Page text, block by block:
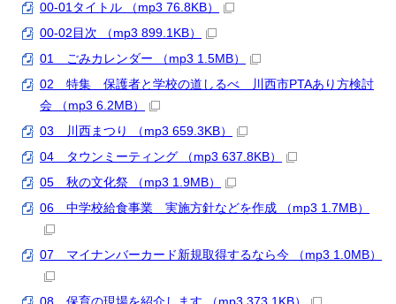
00-01タイトル （mp3 76.8KB）
00-02目次 （mp3 899.1KB）
01 ごみカレンダー （mp3 1.5MB）
02 特集 保護者と学校の道しるべ 川西市PTAあり方検討
会 （mp3 6.2MB）
03 川西まつり （mp3 659.3KB）
04 タウンミーティング （mp3 637.8KB）
05 秋の文化祭 （mp3 1.9MB）
06 中学校給食事業 実施方針などを作成 （mp3 1.7MB）
07 マイナンバーカード新規取得するなら今 （mp3 1.0MB）